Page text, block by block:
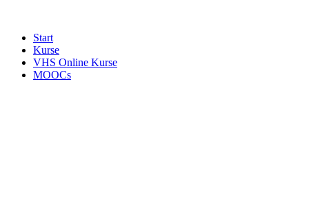
Start
Kurse
VHS Online Kurse
MOOCs